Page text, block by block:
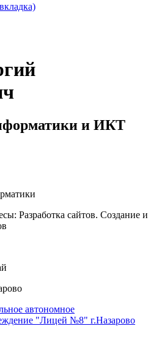
и ИКТ
Разработка сайтов. Создание и
автономное
"Лицей №8" г.Назарово